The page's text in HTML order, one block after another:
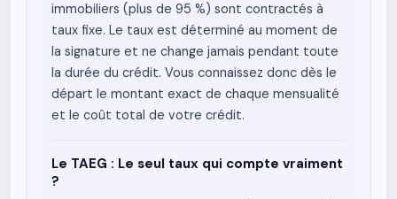
immobiliers (plus de 95 %) sont contractés à
taux fixe. Le taux est déterminé au moment de
la signature et ne change jamais pendant toute
la durée du crédit. Vous connaissez donc dès le
départ le montant exact de chaque mensualité
et le coût total de votre crédit.
Le TAEG : Le seul taux qui compte vraiment
?